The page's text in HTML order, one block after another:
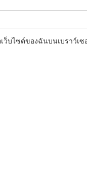
ว็บไซต์ของฉันบนเบราว์เ